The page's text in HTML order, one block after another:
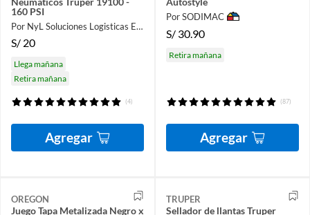
160 PSI
Por NyL Soluciones Logisticas EIRL
S/ 20
Llega mañana
Retira mañana
(4)
Agregar
Por SODIMAC
S/ 30.90
Retira mañana
(87)
Agregar
OREGON
Juego Tapa Metalizada Negro x
TRUPER
Sellador de llantas Truper